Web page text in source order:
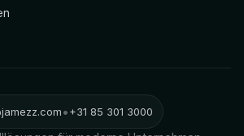
•+31 85 301 3000